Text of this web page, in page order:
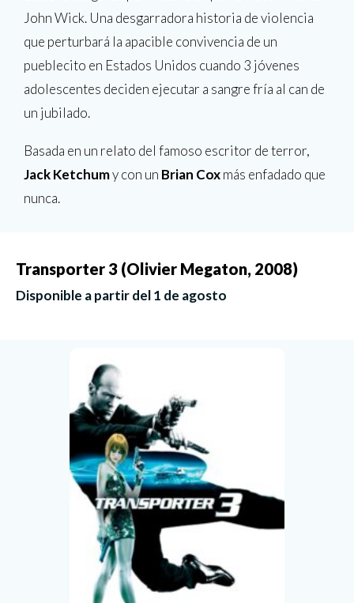
John Wick. Una desgarradora historia de violencia
que perturbará la apacible convivencia de un
pueblecito en Estados Unidos cuando 3 jóvenes
adolescentes deciden ejecutar a sangre fría al can de
un jubilado.
Basada en un relato del famoso escritor de terror,
Jack Ketchumy con un Brian Coxmás enfadado que
nunca.
Transporter 3 (Olivier Megaton, 2008)
Disponible a partir del 1 de agosto